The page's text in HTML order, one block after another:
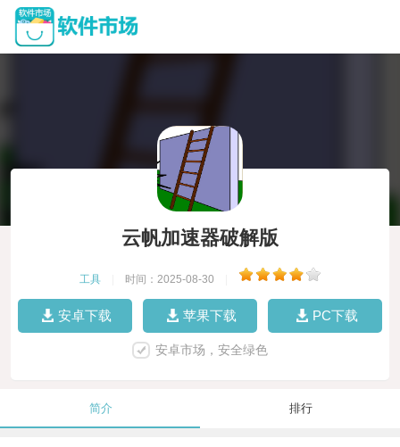
云帆加速器破解版
工具 时间：2025-08-30
安卓下载 苹果下载 PC下载
安卓市场，安全绿色
简介 排行